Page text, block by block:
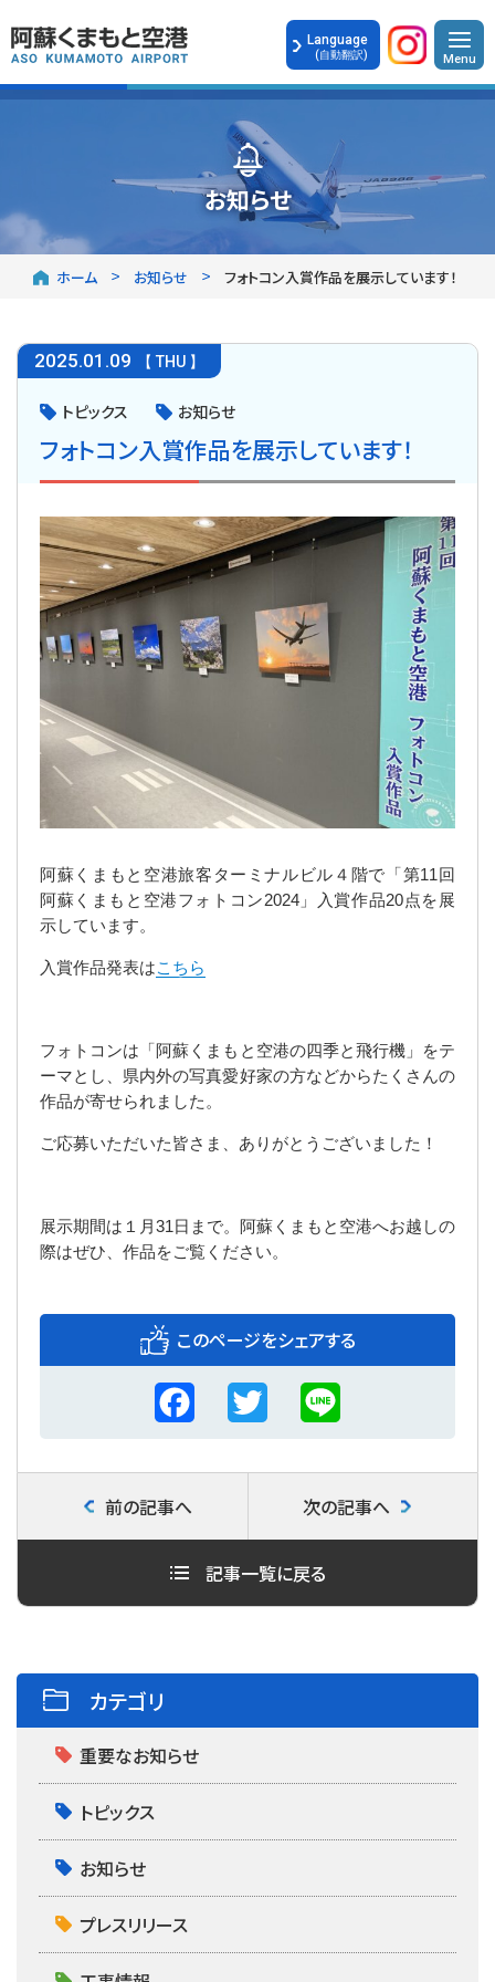
Language
(自動翻訳)
お知らせ
ホーム お知らせ フォトコン入賞作品を展示しています！
2025.01.09 【 THU 】
トピックス お知らせ
フォトコン入賞作品を展示しています！
阿蘇くまもと空港旅客ターミナルビル４階で「第11回
阿蘇くまもと空港フォトコン2024」入賞作品20点を展
示しています。
入賞作品発表はこちら
フォトコンは「阿蘇くまもと空港の四季と飛行機」をテ
ーマとし、県内外の写真愛好家の方などからたくさんの
作品が寄せられました。
ご応募いただいた皆さま、ありがとうございました！
展示期間は１月31日まで。阿蘇くまもと空港へお越しの
際はぜひ、作品をご覧ください。
このページをシェアする
F
a
c
e
o
k
T
w
i
t
e
L
i
n
e
前の記事へ
記事一覧に戻る
次の記事へ
カテゴリ
重要なお知らせ
トピックス
お知らせ
プレスリリース